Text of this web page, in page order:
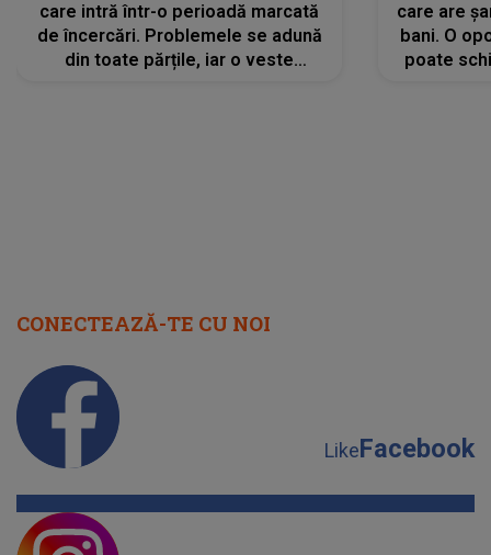
care intră într-o perioadă marcată
de încercări. Problemele se adună
din toate părțile, iar o veste
care are
bani. O
poate
CONECTEAZĂ-TE CU NOI
LikeFacebook